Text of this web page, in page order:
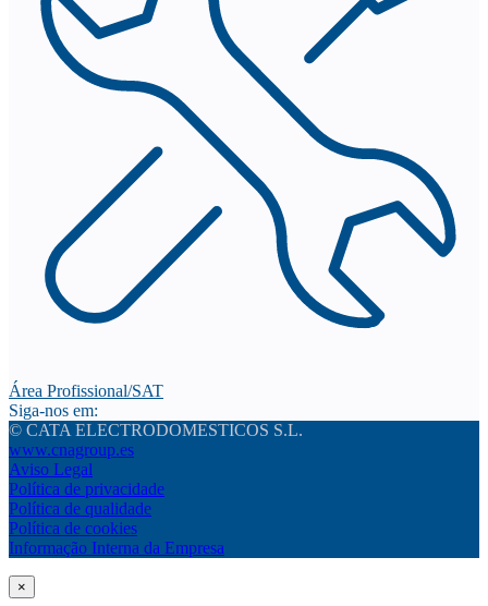
Área Profissional/SAT
Siga-nos em:
© CATA ELECTRODOMESTICOS S.L.
www.cnagroup.es
Aviso Legal
Política de privacidade
Política de qualidade
Política de cookies
Informação Interna da Empresa
×